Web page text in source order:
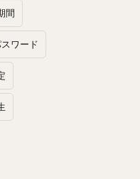
間
ワード